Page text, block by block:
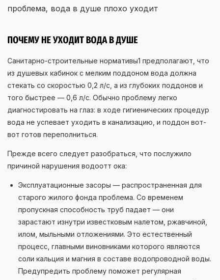
проблема, вода в душе плохо уходит
ПОЧЕМУ НЕ УХОДИТ ВОДА В ДУШЕ
Санитарно-строительные нормативы1 предполагают, что
из душевых кабинок с мелким поддоном вода должна
стекать со скоростью 0,2 л/с, а из глубоких поддонов и
того быстрее — 0,6 л/с. Обычно проблему легко
диагностировать на глаз: в ходе гигиенических процедур
вода не успевает уходить в канализацию, и поддон вот-
вот готов переполниться.
Прежде всего следует разобраться, что послужило
причиной нарушения водоотт ока:
Эксплуатационные засоры — распространенная для
старого жилого фонда проблема. Со временем
пропускная способность труб падает — они
зарастают изнутри известковым налетом, ржавчиной,
илом, мыльными отложениями. Это естественный
процесс, главными виновниками которого являются
соли кальция и магния в составе водопроводной воды.
Предупредить проблему поможет регулярная